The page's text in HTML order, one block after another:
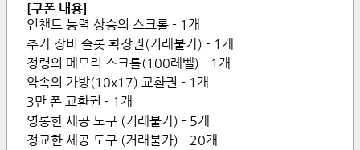
[쿠폰 내용]
인챈트 능력 상승의 스크롤 - 1개
추가 장비 슬롯 확장권(거래불가) - 1개
정령의 메모리 스크롤(100레벨) - 1개
약속의 가방(10x17) 교환권 - 1개
3만 폰 교환권 - 1개
영롱한 세공 도구 (거래불가) - 5개
정교한 세공 도구 (거래불가) - 20개